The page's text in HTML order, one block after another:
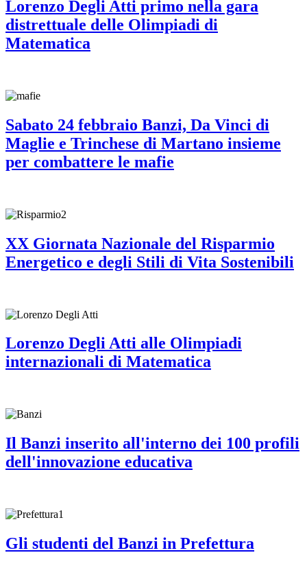
Lorenzo Degli Atti primo nella gara
distrettuale delle Olimpiadi di
Matematica
Sabato 24 febbraio Banzi, Da Vinci di
Maglie e Trinchese di Martano insieme
per combattere le mafie
XX Giornata Nazionale del Risparmio
Energetico e degli Stili di Vita Sostenibili
Lorenzo Degli Atti alle Olimpiadi
internazionali di Matematica
Il Banzi inserito all'interno dei 100 profili
dell'innovazione educativa
Gli studenti del Banzi in Prefettura